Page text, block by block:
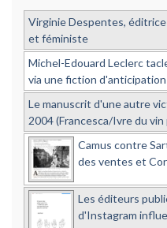
Virginie Despentes,
et féministe
Michel-Edouard Leclerc
via une fiction d'anticipation
Le manuscrit d'une autre
2004 (Francesca/Ivre du vin
Camus contre
des ventes et
Les éditeurs
d'Instagram